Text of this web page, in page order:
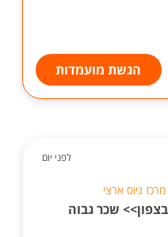
הגשת מועמדות
לפני יום
גיוס ארצי
שכר גבוה